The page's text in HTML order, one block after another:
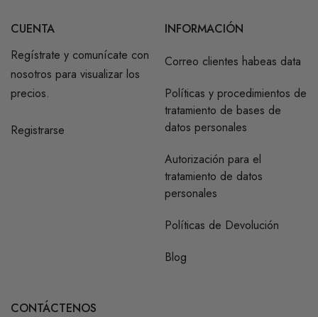
CUENTA
Regístrate y comunícate con
nosotros para visualizar los
precios.
Registrarse
INFORMACIÓN
Correo clientes habeas data
Políticas y procedimientos de
tratamiento de bases de
datos personales
Autorización para el
tratamiento de datos
personales
Políticas de Devolución
Blog
CONTÁCTENOS